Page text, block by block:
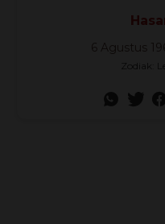
6 Agustus
Zodiak: